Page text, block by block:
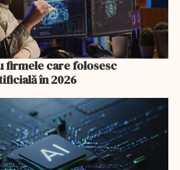
firmele care folosesc
în 2026